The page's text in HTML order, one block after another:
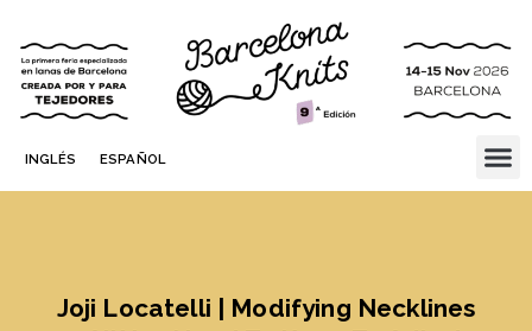
INGLÉS ESPAÑOL
Joji Locatelli | Modifying Necklines